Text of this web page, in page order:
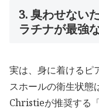
3. 臭わせない
ラチナが最強
実は、身に着けるピ
スホールの衛生状態
Christieが推奨する